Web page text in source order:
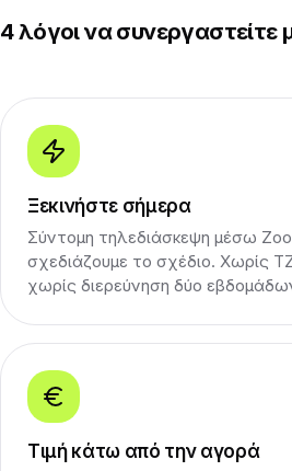
4 λόγοι να συνεργαστείτε
Ξεκινήστε σήμερα
Σύντομη τηλεδιάσκεψη μέσω
σχεδιάζουμε το σχέδιο. Χωρίς
χωρίς διερεύνηση δύο
Τιμή κάτω από την αγορά